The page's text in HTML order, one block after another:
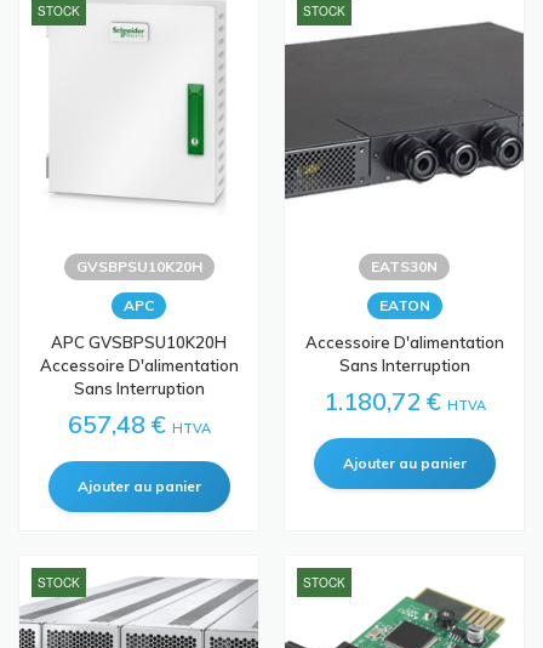
STOCK
GVSBPSU10K20H
APC
APC GVSBPSU10K20H
Accessoire D'alimentation
Sans Interruption
657,48 € HTVA
STOCK
EATS30N
EATON
Accessoire D'alimentation
Sans Interruption
1.180,72 € HTVA
STOCK STOCK